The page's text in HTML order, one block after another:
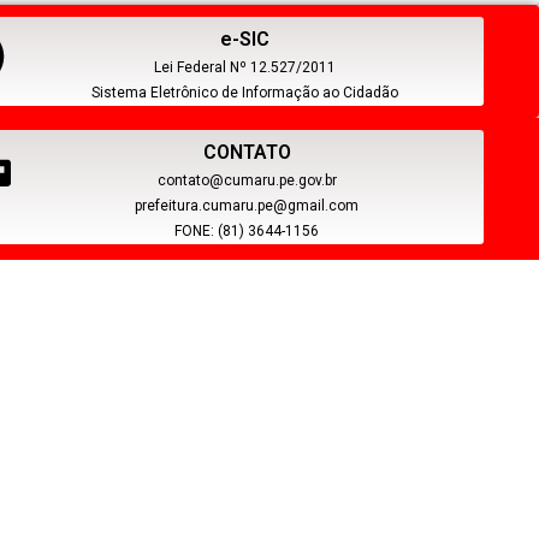
e-SIC
Lei Federal Nº 12.527/2011
Sistema Eletrônico de Informação ao Cidadão
CONTATO
contato@cumaru.pe.gov.br
prefeitura.cumaru.pe@gmail.com
FONE: (81) 3644-1156